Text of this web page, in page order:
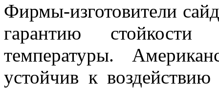
Фирмы-изготовители
гарантию стойкости
температуры.
устойчив к